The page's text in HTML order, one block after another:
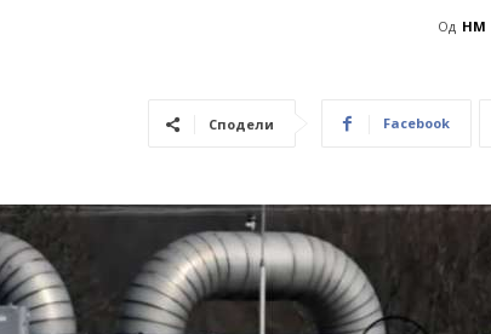
Од НМ
Сподели Facebook